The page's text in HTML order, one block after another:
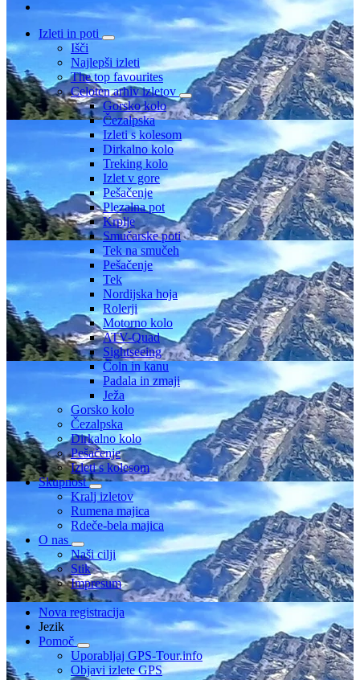
Izleti in poti
Išči
Najlepši izleti
The top favourites
Celoten arhiv izletov
Gorsko kolo
Čezalpska
Izleti s kolesom
Dirkalno kolo
Treking kolo
Izlet v gore
Pešačenje
Plezalna pot
Krplje
Smučarske poti
Tek na smučeh
Pešačenje
Tek
Nordijska hoja
Rolerji
Motorno kolo
ATV-Quad
Sightseeing
Čoln in kanu
Padala in zmaji
Ježa
Gorsko kolo
Čezalpska
Dirkalno kolo
Pešačenje
Izleti s kolesom
Skupnost
Kralj izletov
Rumena majica
Rdeče-bela majica
O nas
Naši cilji
Stik
Impresum
Nova registracija
Jezik
Pomoč
Uporabljaj GPS-Tour.info
Objavi izlete GPS